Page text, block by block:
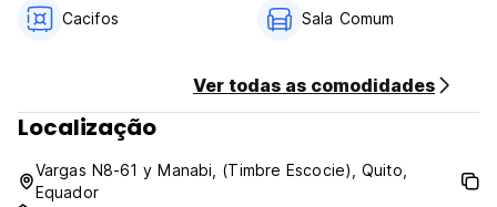
Cacifos Sala Comum
Ver todas as comodidades
Localização
Vargas N8-61 y Manabi, (Timbre Escocie), Quito,
Equador